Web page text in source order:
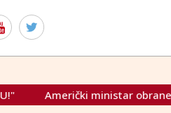
obrane kritizirao